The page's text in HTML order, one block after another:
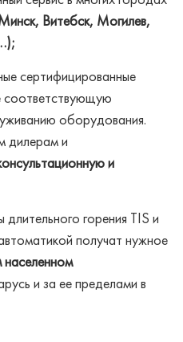
Витебск, Могилев,
сертифицированные
соответствующую
оборудования.
дилерам и
и
длительного горения TIS и
получат нужное
и за ее пределами в